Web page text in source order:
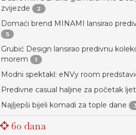
zvijezde
2
Domaći brend MINAMI lansirao
5
Grubić Design lansirao predivnu
morem
1
Modni spektakl: eNVy room
Predivne casual haljine za početak
Najljepši bijeli komadi za tople dane
60 dana